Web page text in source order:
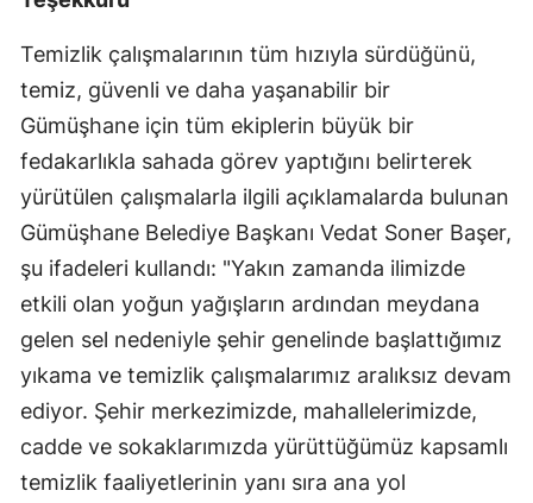
Yalova
Karabük
Osmaniye
Düzce
Temizlik çalışmalarının tüm hızıyla sürdüğünü,
temiz, güvenli ve daha yaşanabilir bir
Gümüşhane için tüm ekiplerin büyük bir
fedakarlıkla sahada görev yaptığını belirterek
yürütülen çalışmalarla ilgili açıklamalarda bulunan
Gümüşhane Belediye Başkanı Vedat Soner Başer,
şu ifadeleri kullandı: "Yakın zamanda ilimizde
etkili olan yoğun yağışların ardından meydana
gelen sel nedeniyle şehir genelinde başlattığımız
yıkama ve temizlik çalışmalarımız aralıksız devam
ediyor. Şehir merkezimizde, mahallelerimizde,
cadde ve sokaklarımızda yürüttüğümüz kapsamlı
temizlik faaliyetlerinin yanı sıra ana yol